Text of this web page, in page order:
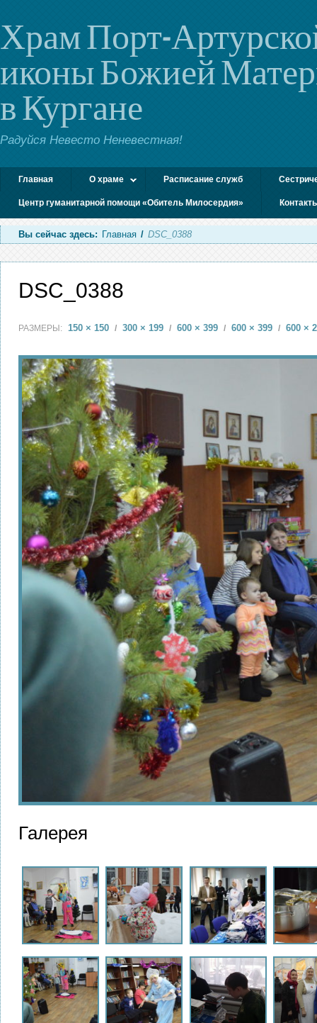
Храм Порт-
иконы Божией
в Кургане
Радуйся Невесто Неневестная!
Главная О храме Расписание служб
Центр гуманитарной помощи «Обитель Милосердия»
Вы сейчас здесь: Главная / DSC_0388
DSC_0388
РАЗМЕРЫ: 150 × 150 / 300 × 199 / 600 × 399 / 600 × 399 / 600 ×
Галерея